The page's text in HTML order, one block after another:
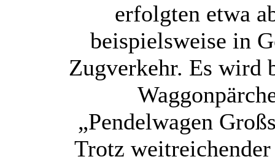
erfolgten etwa
beispielsweise in
Zugverkehr. Es wird
„Pendelwagen
Trotz